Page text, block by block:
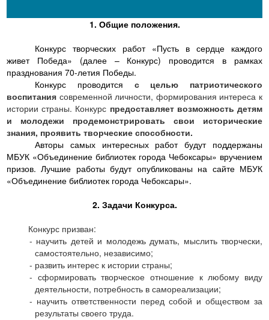
1. Общие положения.
Конкурс творческих работ «Пусть в сердце каждого
живет Победа»
(далее – Конкурс) проводится в рамках
празднования 70-летия Победы.
Конкурс проводится с целью патриотического
воспитания современной личности, формирования интереса к
истории страны. Конкурс предоставляет возможность детям
и молодежи продемонстрировать свои исторические
знания, проявить творческие способности.
Авторы самых интересных работ будут поддержаны
МБУК «Объединение библиотек города Чебоксары» вручением
призов. Лучшие работы будут опубликованы на сайте МБУК
«Объединение библиотек города Чебоксары».
2. Задачи Конкурса.
Конкурс призван:
- научить детей и молодежь думать, мыслить творчески,
самостоятельно, независимо;
- развить интерес к истории страны;
- сформировать творческое отношение к любому виду
деятельности, потребность в самореализации;
- научить ответственности перед собой и обществом за
результаты своего труда.